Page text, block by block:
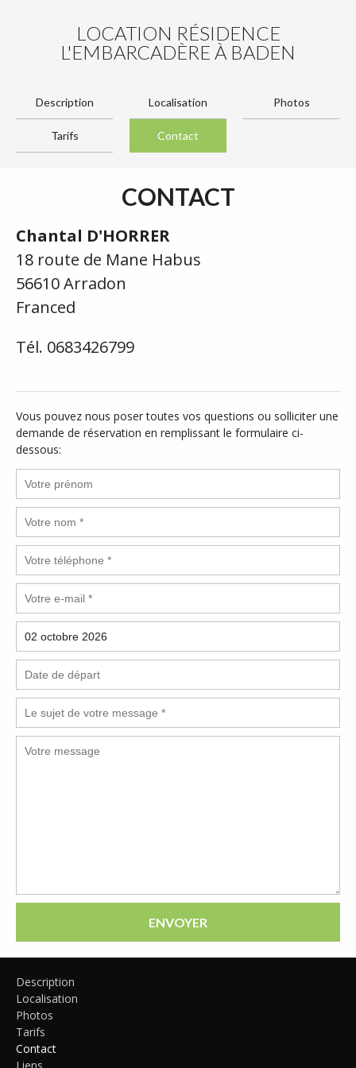
LOCATION RÉSIDENCE
L'EMBARCADÈRE À BADEN
Description Localisation Photos
Tarifs Contact
CONTACT
Chantal D'HORRER
18 route de Mane Habus
56610 Arradon
Franced
Tél. 0683426799
Vous pouvez nous poser toutes vos questions ou solliciter une
demande de réservation en remplissant le formulaire ci-
dessous:
ENVOYER
Description
Localisation
Photos
Tarifs
Contact